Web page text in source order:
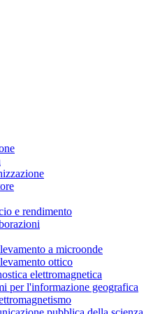
e rendimento
a microonde
ottico
elettromagnetica
per l'informazione geografica